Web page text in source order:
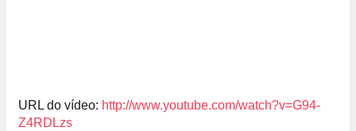
URL do vídeo: http://www.youtube.com/watch?v=G94-
Z4RDLzs